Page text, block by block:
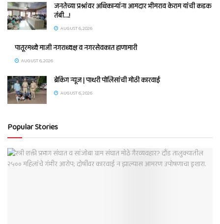
जनतेच्या प्रश्नांवर अधिकाऱ्यांना आमदार भीमराव केराम यांची कडक
तंबी….!
AUGUST 6, 2026
पातूरमध्ये माजी नगराध्यक्ष व नगरसेवकात हाणामारी
AUGUST 6, 2026
ब्रेकिंग न्यूज | पाथरी पोलिसांची मोठी कारवाई
AUGUST 6, 2026
Popular Stories